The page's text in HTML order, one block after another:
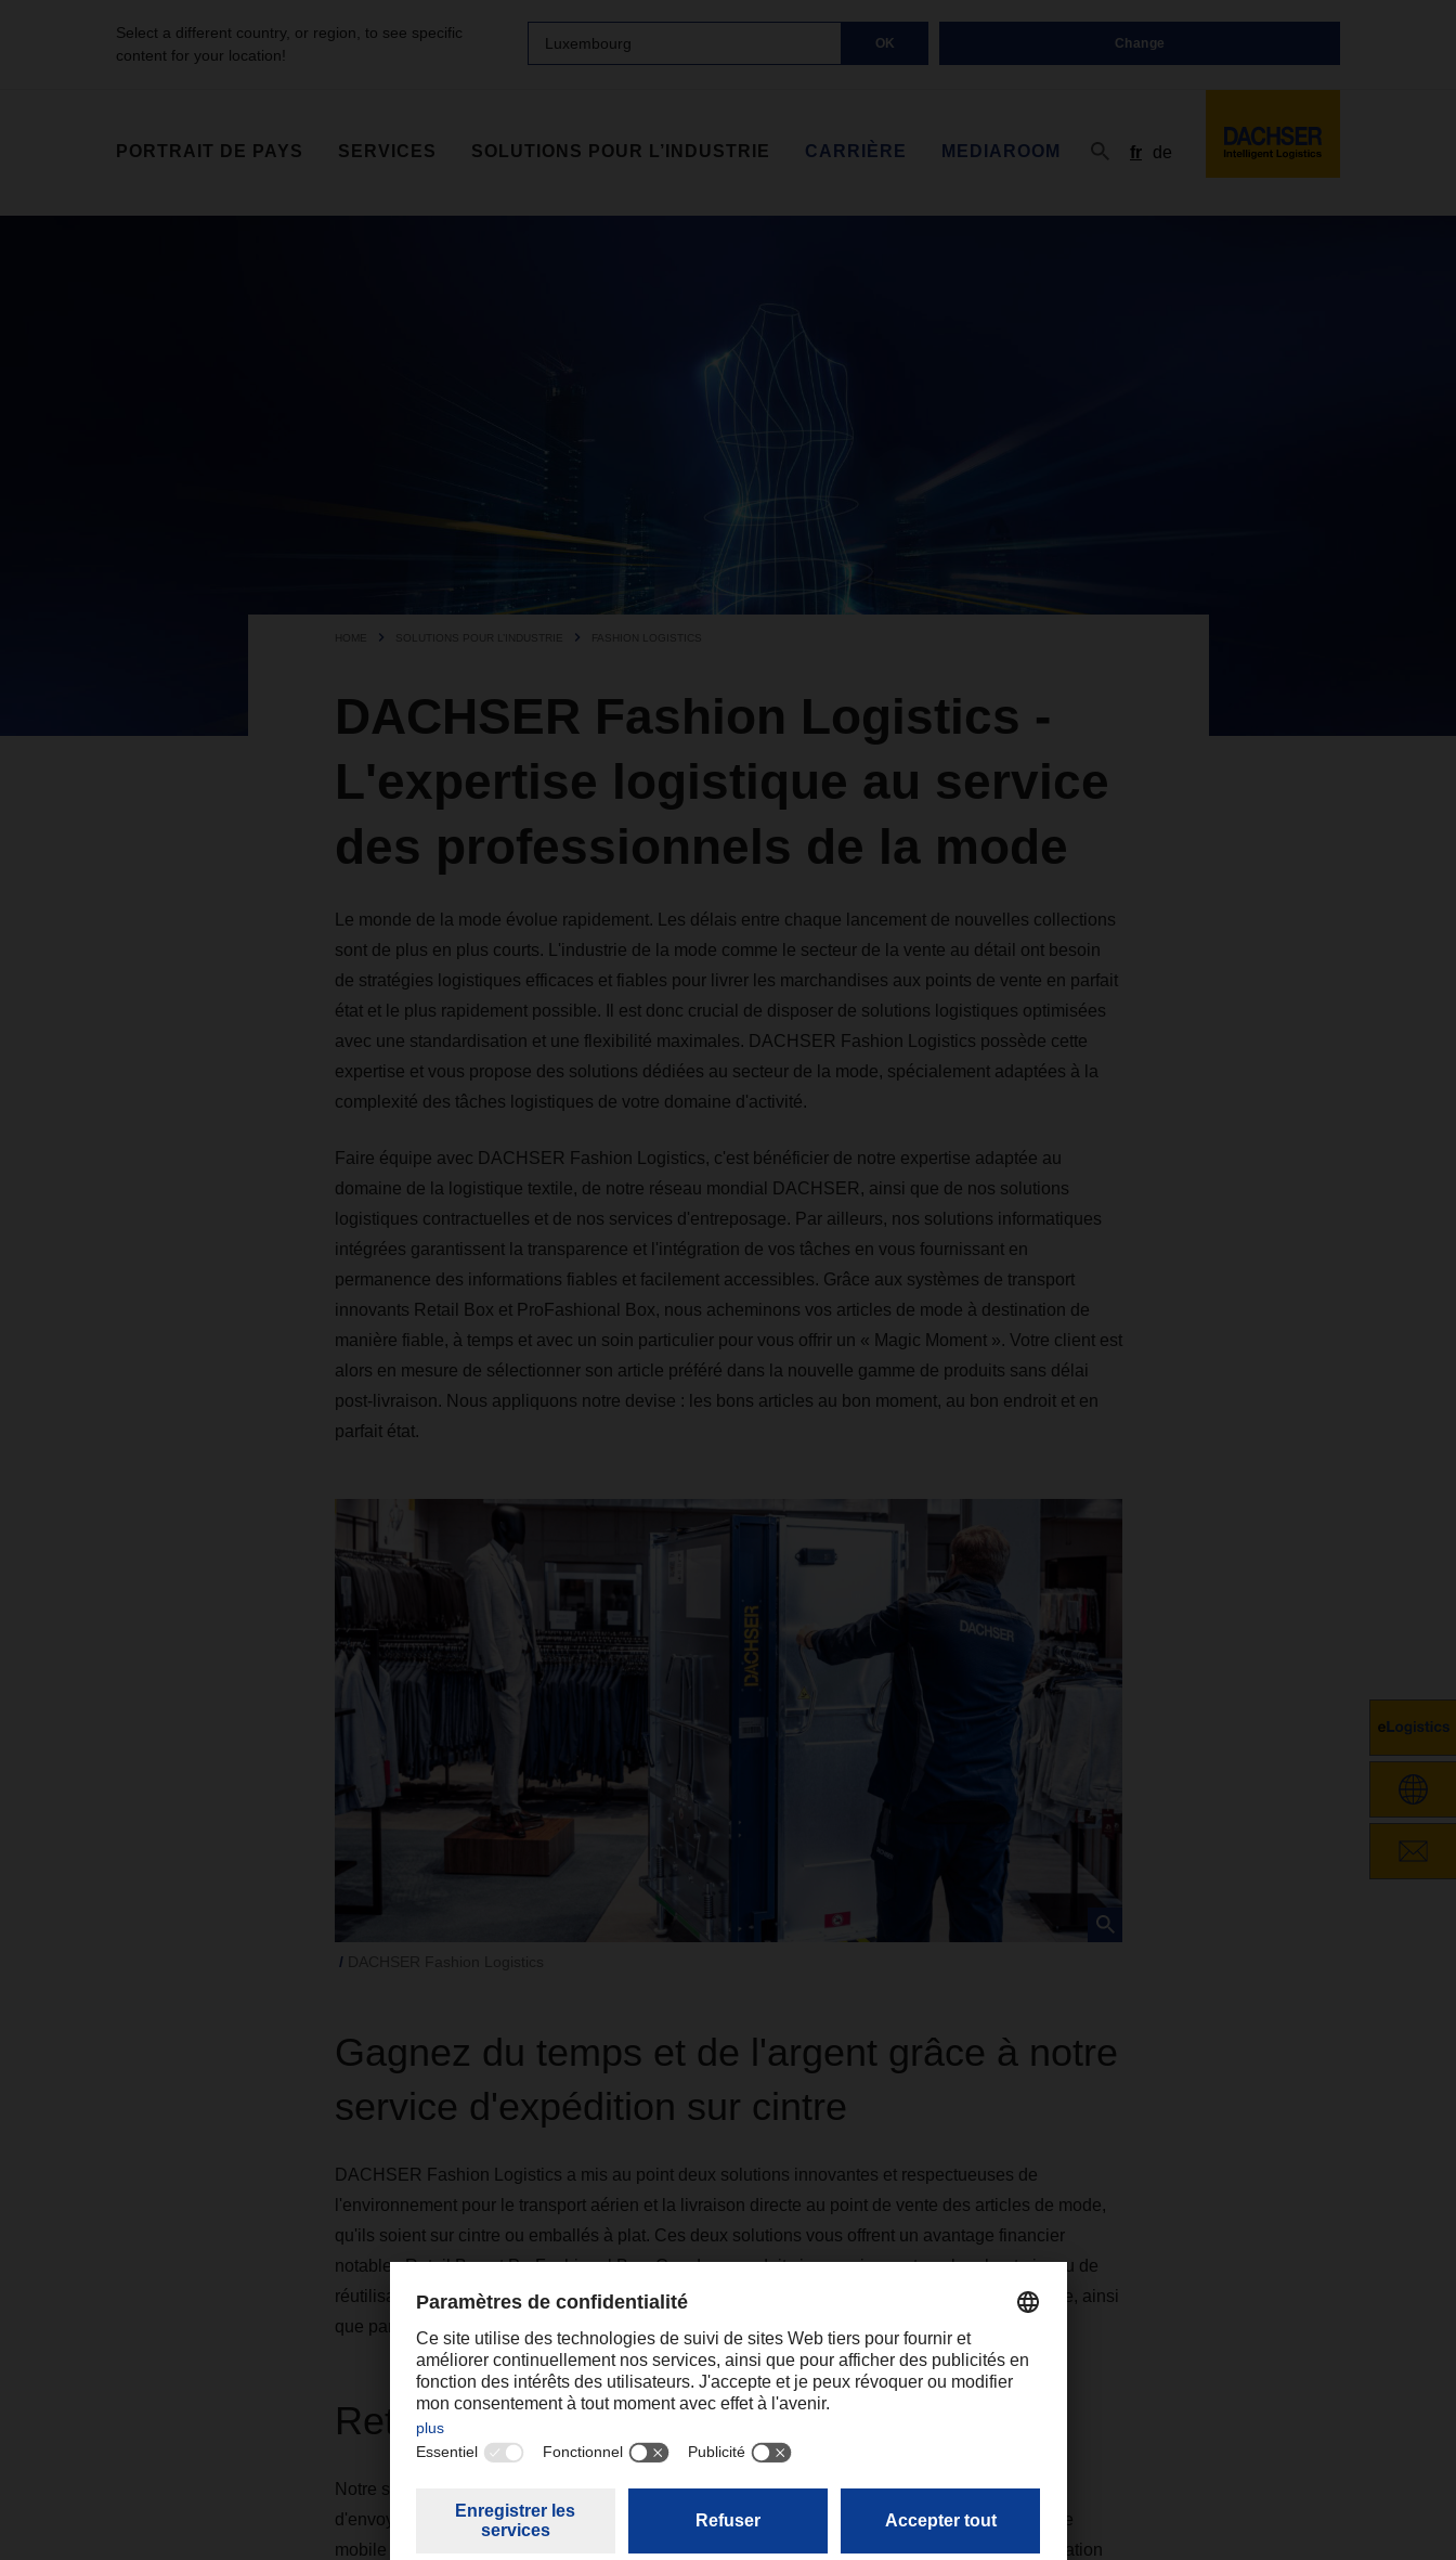
Select a different country, or region, to see specific
content for your location!
Luxembourg OK Change
PORTRAIT DE PAYS SERVICES SOLUTIONS POUR L’INDUSTRIE CARRIÈRE MEDIAROOM fr de
HOME SOLUTIONS POUR L’INDUSTRIE FASHION LOGISTICS
DACHSER Fashion Logistics -
L'expertise logistique au service
des professionnels de la mode
Le monde de la mode évolue rapidement. Les délais entre chaque lancement de nouvelles collections
sont de plus en plus courts. L'industrie de la mode comme le secteur de la vente au détail ont besoin
de stratégies logistiques efficaces et fiables pour livrer les marchandises aux points de vente en parfait
état et le plus rapidement possible. Il est donc crucial de disposer de solutions logistiques optimisées
avec une standardisation et une flexibilité maximales. DACHSER Fashion Logistics possède cette
expertise et vous propose des solutions dédiées au secteur de la mode, spécialement adaptées à la
complexité des tâches logistiques de votre domaine d'activité.
Faire équipe avec DACHSER Fashion Logistics, c'est bénéficier de notre expertise adaptée au
domaine de la logistique textile, de notre réseau mondial DACHSER, ainsi que de nos solutions
logistiques contractuelles et de nos services d'entreposage. Par ailleurs, nos solutions informatiques
intégrées garantissent la transparence et l'intégration de vos tâches en vous fournissant en
permanence des informations fiables et facilement accessibles. Grâce aux systèmes de transport
innovants Retail Box et ProFashional Box, nous acheminons vos articles de mode à destination de
manière fiable, à temps et avec un soin particulier pour vous offrir un « Magic Moment ». Votre client est
alors en mesure de sélectionner son article préféré dans la nouvelle gamme de produits sans délai
post-livraison. Nous appliquons notre devise : les bons articles au bon moment, au bon endroit et en
parfait état.
Gagnez du temps et de l'argent grâce à notre
service d'expédition sur cintre
DACHSER Fashion Logistics a mis au point deux solutions innovantes et respectueuses de
l'environnement pour le transport aérien et la livraison directe au point de vente des articles de mode,
qu'ils soient sur cintre ou emballés à plat. Ces deux solutions vous offrent un avantage financier
notable : Retail Box et ProFashional Box. Ces deux produits impressionnent par leur haut niveau de
réutilisation et l'amélioration notable de l'efficacité gagnée tout au long de votre chaîne logistique, ainsi
que par leur option de suivi transparent.
Retail Box
Notre solution de transport de marchandises exclusive Retail Box de DACHSER vous permet
d'envoyer simultanément des articles sur cintre ou emballés à plat dans toute l'Europe. La caisse
mobile est livrée directement à votre magasin ou boutique par nos chauffeurs formés, sans utilisation